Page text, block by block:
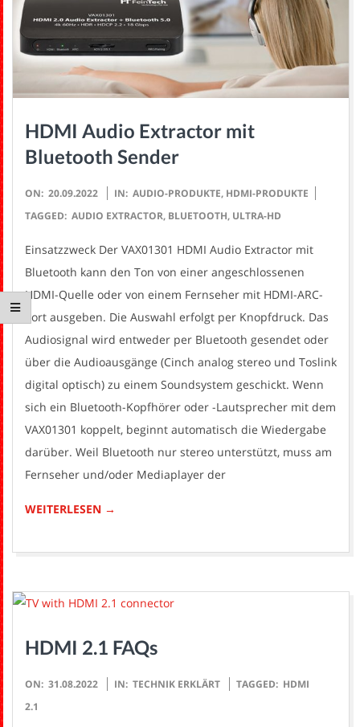
HDMI Audio Extractor mit
Bluetooth Sender
2022-
09-
ON: 20.09.2022 IN: AUDIO-PRODUKTE, HDMI-PRODUKTE
TAGGED: AUDIO EXTRACTOR, BLUETOOTH, ULTRA-HD
Einsatzzweck Der VAX01301 HDMI Audio Extractor mit
Bluetooth kann den Ton von einer angeschlossenen
HDMI-Quelle oder von einem Fernseher mit HDMI-ARC-
Port ausgeben. Die Auswahl erfolgt per Knopfdruck. Das
Audiosignal wird entweder per Bluetooth gesendet oder
über die Audioausgänge (Cinch analog stereo und Toslink
digital optisch) zu einem Soundsystem geschickt. Wenn
sich ein Bluetooth-Kopfhörer oder -Lautsprecher mit dem
VAX01301 koppelt, beginnt automatisch die Wiedergabe
darüber. Weil Bluetooth nur stereo unterstützt, muss am
Fernseher und/oder Mediaplayer der
WEITERLESEN →
HDMI 2.1 FAQs
2022-
08-
ON: 31.08.2022 IN: TECHNIK ERKLÄRT TAGGED: HDMI
2.1